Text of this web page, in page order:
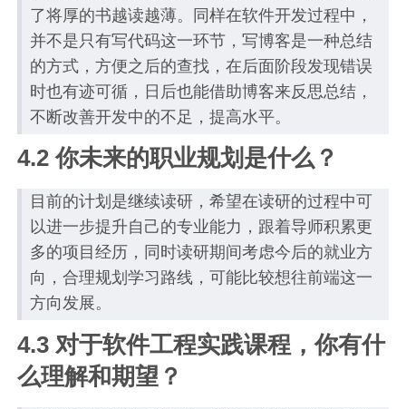
了将厚的书越读越薄。同样在软件开发过程中，
并不是只有写代码这一环节，写博客是一种总结
的方式，方便之后的查找，在后面阶段发现错误
时也有迹可循，日后也能借助博客来反思总结，
不断改善开发中的不足，提高水平。
4.2 你未来的职业规划是什么？
目前的计划是继续读研，希望在读研的过程中可
以进一步提升自己的专业能力，跟着导师积累更
多的项目经历，同时读研期间考虑今后的就业方
向，合理规划学习路线，可能比较想往前端这一
方向发展。
4.3 对于软件工程实践课程，你有什
么理解和期望？